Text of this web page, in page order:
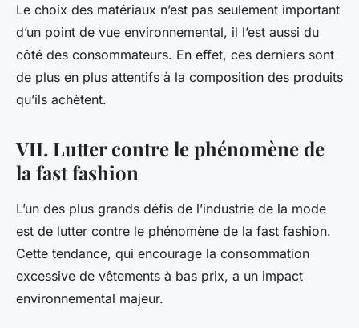
Le choix des matériaux n’est pas seulement important
d’un point de vue environnemental, il l’est aussi du
côté des consommateurs. En effet, ces derniers sont
de plus en plus attentifs à la composition des produits
qu’ils achètent.
VII. Lutter contre le phénomène de
la fast fashion
L’un des plus grands défis de l’industrie de la mode
est de lutter contre le phénomène de la fast fashion.
Cette tendance, qui encourage la consommation
excessive de vêtements à bas prix, a un impact
environnemental majeur.